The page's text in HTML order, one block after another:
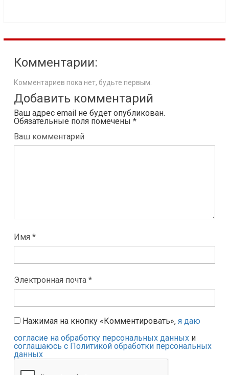
Комментарии:
Комментариев пока нет, будьте первым.
Добавить комментарий
Ваш адрес email не будет опубликован.
Обязательные поля помечены *
Ваш комментарий
Имя *
Электронная почта *
Нажимая на кнопку «Комментировать», я даю
согласие на обработку персональных данных и
соглашаюсь с Политикой обработки персональных
данных